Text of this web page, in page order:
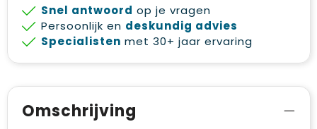
Snel antwoord op je vragen
Persoonlijk en deskundig advies
Specialisten met 30+ jaar ervaring
Omschrijving